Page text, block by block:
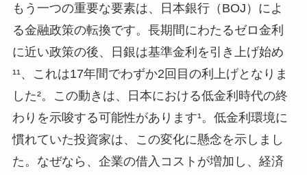
もう一つの重要な要素は、日本銀行（BOJ）によ
る金融政策の転換です。長期間にわたるゼロ金利
に近い政策の後、日銀は基準金利を引き上げ始め
¹¹、これは17年間でわずか2回目の利上げとなりま
した²。この動きは、日本における低金利時代の終
わりを示唆する可能性があります¹。低金利環境に
慣れていた投資家は、この変化に懸念を示しまし
た。なぜなら、企業の借入コストが増加し、経済